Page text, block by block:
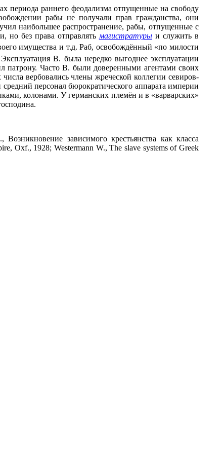
периода раннего феодализма отпущенные на свободу
рабы не получали прав гражданства, они
наибольшее распространение, рабы, отпущенные с
но без права отправлять магистратурыи служить в
имущества и т.д. Раб, освобождённый «по милости
В. была нередко выгоднее эксплуатации
патрону. Часто В. были доверенными агентами своих
вербовались члены жреческой коллегии севиров-
персонал бюрократического аппарата империи
колонами. У германских племён и в «варварских»
зависимого крестьянства как класса
Oxf., 1928; Westermann W., The slave systems of Greek